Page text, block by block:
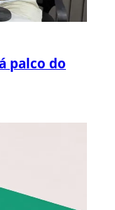
palco do